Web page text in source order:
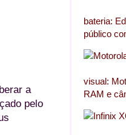
a
pelo
bateria:
público
visual:
RAM e